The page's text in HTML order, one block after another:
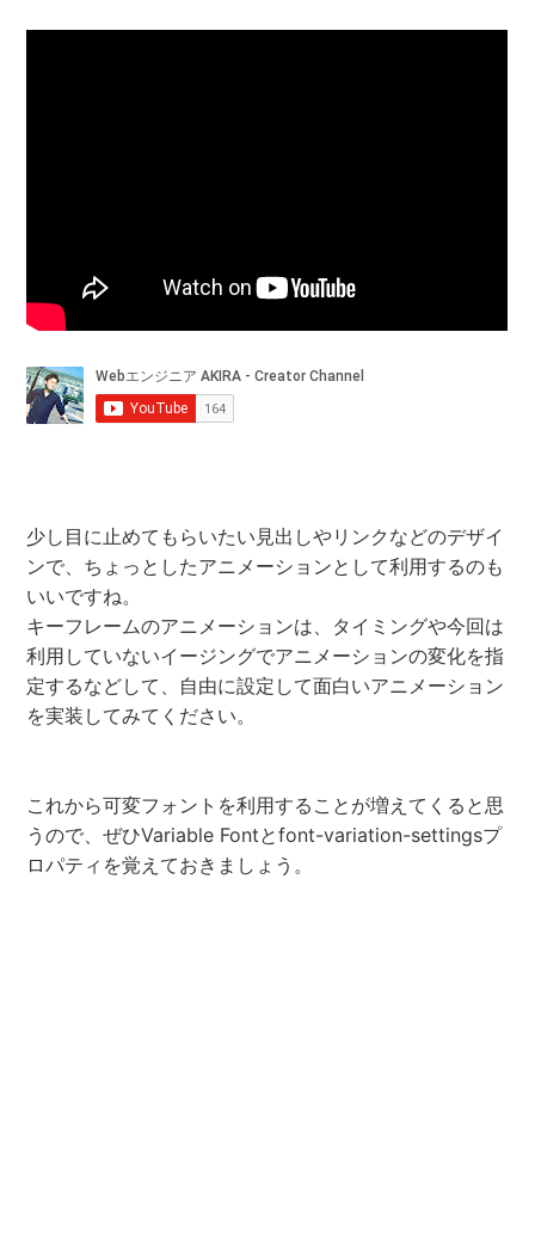
少し目に止めてもらいたい見出しやリンクなどのデザイ
ンで、ちょっとしたアニメーションとして利用するのも
いいですね。
キーフレームのアニメーションは、タイミングや今回は
利用していないイージングでアニメーションの変化を指
定するなどして、自由に設定して面白いアニメーション
を実装してみてください。
これから可変フォントを利用することが増えてくると思
うので、ぜひVariable Fontとfont-variation-settingsプ
ロパティを覚えておきましょう。